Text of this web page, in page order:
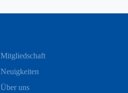
Mitgliedschaft
Neuigkeiten
Über uns